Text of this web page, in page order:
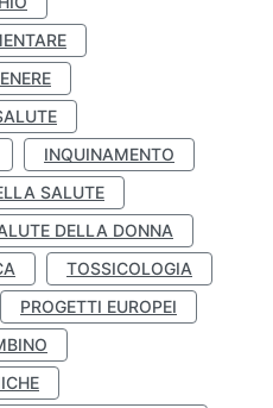
INQUINAMENTO
SALUTE
DELLA DONNA
TOSSICOLOGIA
PROGETTI EUROPEI